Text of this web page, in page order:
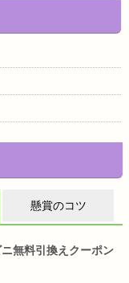
懸賞のコツ
無料引換えクーポン